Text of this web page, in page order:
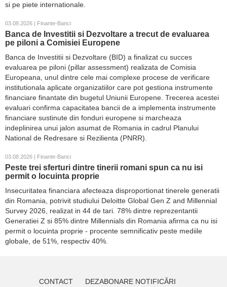
si pe piete internationale.
03.08.2026 | Finante-Banci
Banca de Investitii si Dezvoltare a trecut de evaluarea
pe piloni a Comisiei Europene
Banca de Investitii si Dezvoltare (BID) a finalizat cu succes
evaluarea pe piloni (pillar assessment) realizata de Comisia
Europeana, unul dintre cele mai complexe procese de verificare
institutionala aplicate organizatiilor care pot gestiona instrumente
financiare finantate din bugetul Uniunii Europene. Trecerea acestei
evaluari confirma capacitatea bancii de a implementa instrumente
financiare sustinute din fonduri europene si marcheaza
indeplinirea unui jalon asumat de Romania in cadrul Planului
National de Redresare si Rezilienta (PNRR).
03.08.2026 | Finante-Banci
Peste trei sferturi dintre tinerii romani spun ca nu isi
permit o locuinta proprie
Insecuritatea financiara afecteaza disproportionat tinerele generatii
din Romania, potrivit studiului Deloitte Global Gen Z and Millennial
Survey 2026, realizat in 44 de tari. 78% dintre reprezentantii
Generatiei Z si 85% dintre Millennials din Romania afirma ca nu isi
permit o locuinta proprie - procente semnificativ peste mediile
globale, de 51%, respectiv 40%.
CONTACT DEZABONARE NOTIFICĂRI